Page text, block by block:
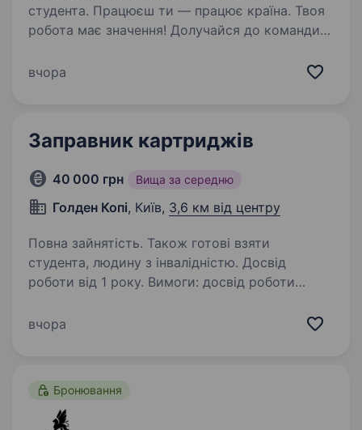
студента. Працюєш ти — працює країна. Твоя
робота має значення! Долучайся до команди
разом! Шукаємо ПРОДАВЦЯ-КАСИРА
вчора
Заправник картриджів
40 000 грн Вища за середню
Голден Копі, Київ, 3,6 км від центру
Повна зайнятість. Також готові взяти
студента, людину з інвалідністю. Досвід
роботи від 1 року. Вимоги: досвід роботи
картриджів; мобільність та оперативність;
вчора
Бронювання